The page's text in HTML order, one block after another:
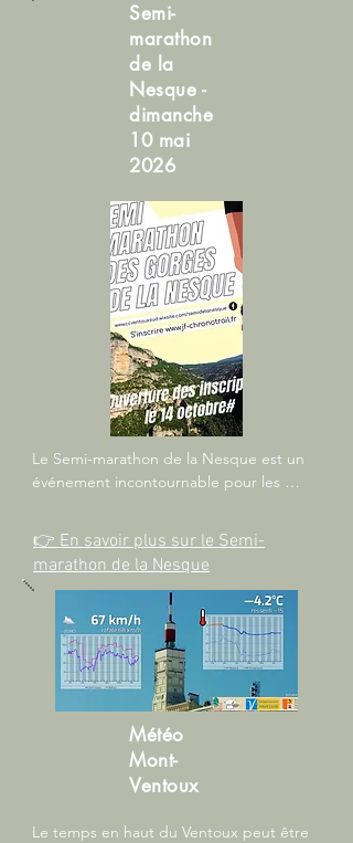
contactez-nous pour réserver même pour
Semi-
marathon
de la
Nesque -
dimanche
10 mai
2026
Le Semi-marathon de la Nesque est un
événement incontournable pour les
gorges de la Nesque, offrant des
paysages à couper le souffle entre
falaises et forêts.
Adapté à tous les niveaux, le semi-
marathon propose des distances variées,
permettant à chacun de profiter de cette
expérience sportive dans une ambiance
conviviale. Que vous soyez coureur
passionné ou simple spectateur, cet
événement est l’occasion de découvrir la
beauté naturelle de la région tout en
mémorable.
👉 En savoir plus sur le Semi-
marathon de la Nesque
Météo
Mont-
Ventoux
Le temps en haut du Ventoux peut être